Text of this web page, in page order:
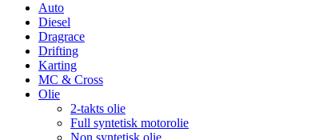
Auto
Diesel
Dragrace
Drifting
Karting
MC & Cross
Olie
2-takts olie
Full syntetisk motorolie